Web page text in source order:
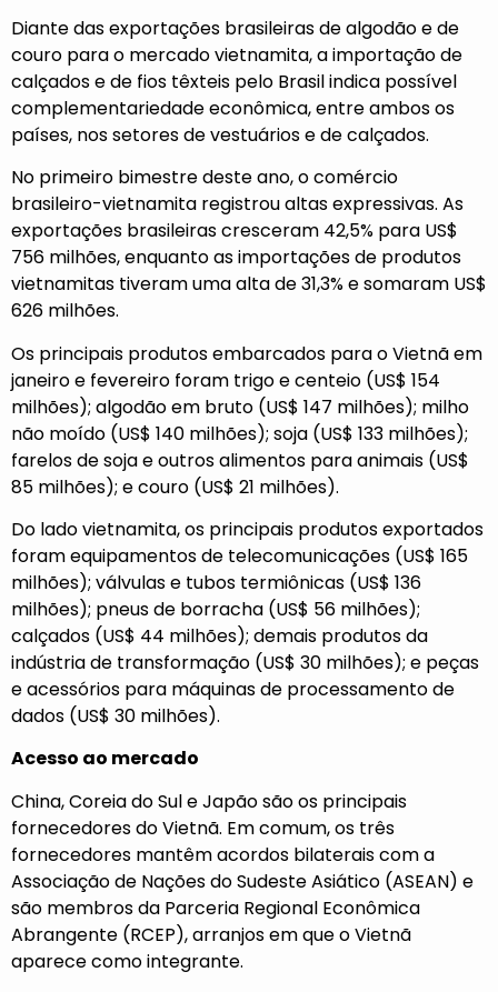
Diante das exportações brasileiras de algodão e de
couro para o mercado vietnamita, a importação de
calçados e de fios têxteis pelo Brasil indica possível
complementariedade econômica, entre ambos os
países, nos setores de vestuários e de calçados.
No primeiro bimestre deste ano, o comércio
brasileiro-vietnamita registrou altas expressivas. As
exportações brasileiras cresceram 42,5% para US$
756 milhões, enquanto as importações de produtos
vietnamitas tiveram uma alta de 31,3% e somaram US$
626 milhões.
Os principais produtos embarcados para o Vietnã em
janeiro e fevereiro foram trigo e centeio (US$ 154
milhões); algodão em bruto (US$ 147 milhões); milho
não moído (US$ 140 milhões); soja (US$ 133 milhões);
farelos de soja e outros alimentos para animais (US$
85 milhões); e couro (US$ 21 milhões).
Do lado vietnamita, os principais produtos exportados
foram equipamentos de telecomunicações (US$ 165
milhões); válvulas e tubos termiônicas (US$ 136
milhões); pneus de borracha (US$ 56 milhões);
calçados (US$ 44 milhões); demais produtos da
indústria de transformação (US$ 30 milhões); e peças
e acessórios para máquinas de processamento de
dados (US$ 30 milhões).
Acesso ao mercado
China, Coreia do Sul e Japão são os principais
fornecedores do Vietnã. Em comum, os três
fornecedores mantêm acordos bilaterais com a
Associação de Nações do Sudeste Asiático (ASEAN) e
são membros da Parceria Regional Econômica
Abrangente (RCEP), arranjos em que o Vietnã
aparece como integrante.